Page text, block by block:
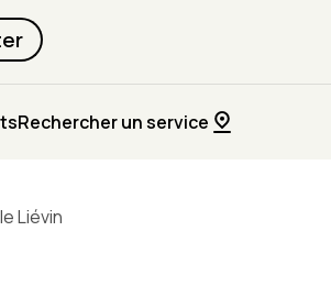
Rechercher un service
Liévin